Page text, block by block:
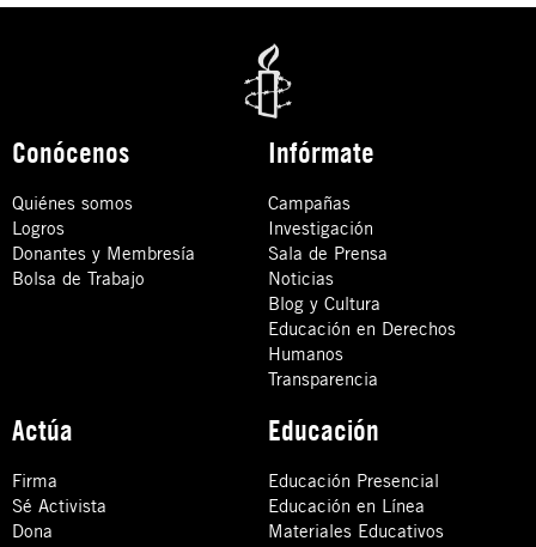
Conócenos
Quiénes somos
Logros
Donantes y Membresía
Bolsa de Trabajo
Infórmate
Campañas
Investigación
Sala de Prensa
Noticias
Blog y Cultura
Educación en Derechos
Humanos
Transparencia
Actúa
Firma
Sé Activista
Dona
Educación
Educación Presencial
Educación en Línea
Materiales Educativos